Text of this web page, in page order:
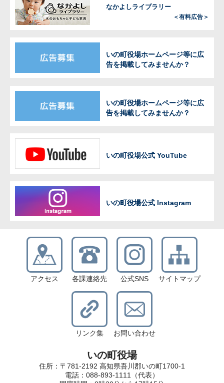
なかよしライブラリー
＜有料広告＞
いの町役場ホームページ等に広
告を掲載してみませんか？
いの町役場ホームページ等に広
告を掲載してみませんか？
いの町役場公式 YouTube
いの町役場公式 Instagram
いの町役場
住所：〒781-2192 高知県吾川郡いの町1700-1
電話：088-893-1111（代表）
アクセス 各課連絡先 公式SNS サイトマップ
リンク集 お問い合わせ